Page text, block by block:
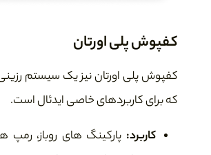
کفپوش پلی اورتان
کفپوش پلی اورتان نیز یک سیستم
که برای کاربردهای خاصی ایدئال است.
کاربرد: پارکینگ های روباز، رمپ